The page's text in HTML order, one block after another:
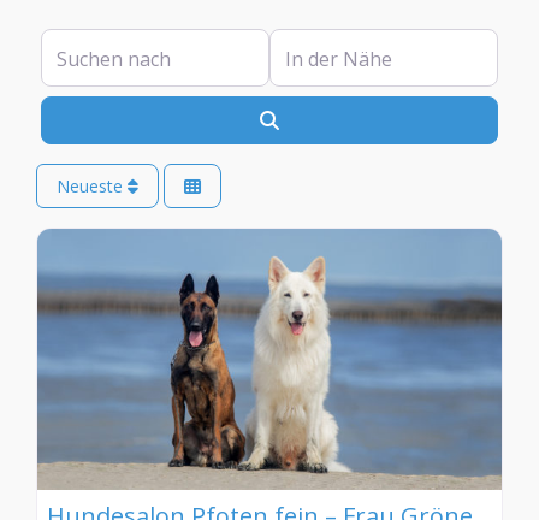
Suchen nach In der Nähe
Neueste